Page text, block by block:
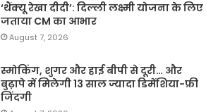
‘थैंक्यू रेखा दीदी’: दिल्ली लक्ष्मी योजना के लिए
जताया CM का आभार
August 7, 2026
स्मोकिंग, शुगर और हाई बीपी से दूरी… और
बुढ़ापे में मिलेगी 13 साल ज्यादा डिमेंशिया-फ्री
जिंदगी